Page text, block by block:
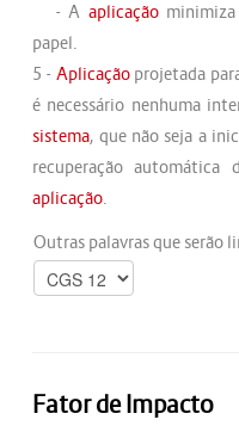
- A aplicaçãominimiza
papel.
5 - Aplicaçãoprojetada
é necessário nenhuma
sistema, que não seja a
recuperação
aplicação.
Outras palavras que serão
Fator de Impacto